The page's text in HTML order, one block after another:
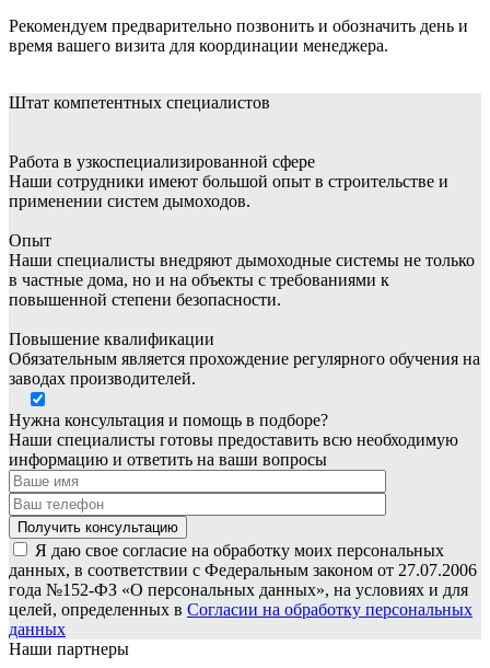
Рекомендуем предварительно позвонить и обозначить день и
время вашего визита для координации менеджера.
Штат компетентных специалистов
Работа в узкоспециализированной сфере
Наши сотрудники имеют большой опыт в строительстве и
применении систем дымоходов.
Опыт
Наши специалисты внедряют дымоходные системы не только
в частные дома, но и на объекты с требованиями к
повышенной степени безопасности.
Повышение квалификации
Обязательным является прохождение регулярного обучения на
заводах производителей.
Нужна консультация и помощь в подборе?
Наши специалисты готовы предоставить всю необходимую
информацию и ответить на ваши вопросы
Я даю свое согласие на обработку моих персональных
данных, в соответствии с Федеральным законом от 27.07.2006
года №152-ФЗ «О персональных данных», на условиях и для
целей, определенных в Согласии на обработку персональных
данных
Наши партнеры